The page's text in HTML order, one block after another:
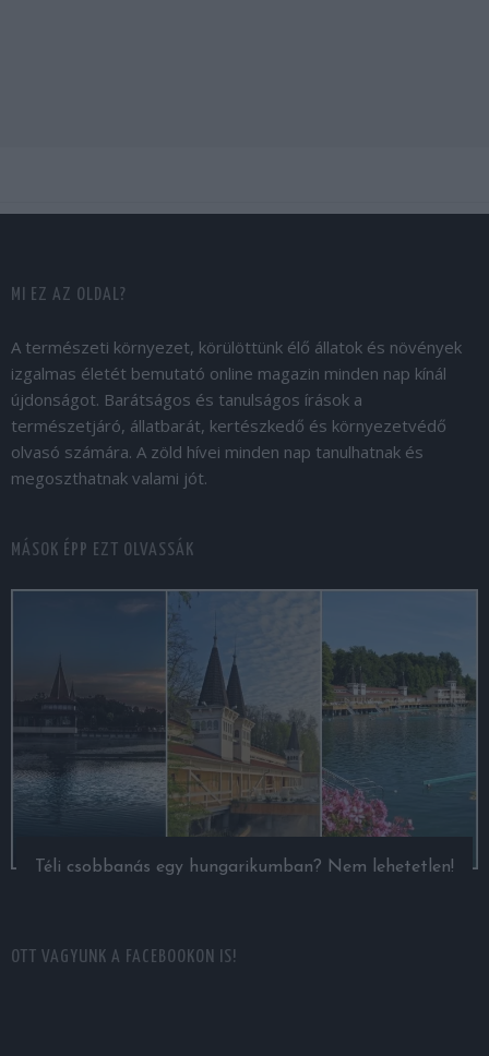
MI EZ AZ OLDAL?
A természeti környezet, körülöttünk élő állatok és növények
izgalmas életét bemutató online magazin minden nap kínál
újdonságot. Barátságos és tanulságos írások a
természetjáró, állatbarát, kertészkedő és környezetvédő
olvasó számára. A zöld hívei minden nap tanulhatnak és
megoszthatnak valami jót.
MÁSOK ÉPP EZT OLVASSÁK
Téli csobbanás egy hungarikumban? Nem lehetetlen!
OTT VAGYUNK A FACEBOOKON IS!